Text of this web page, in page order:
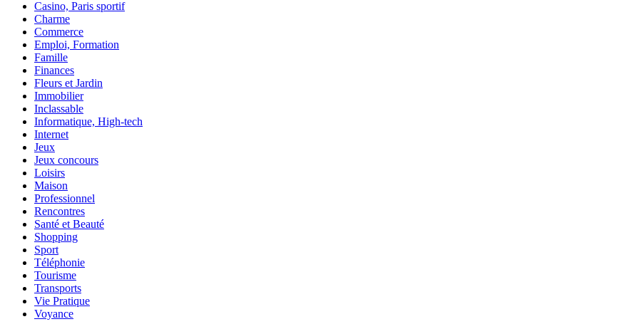
Casino, Paris sportif
Charme
Commerce
Emploi, Formation
Famille
Finances
Fleurs et Jardin
Immobilier
Inclassable
Informatique, High-tech
Internet
Jeux
Jeux concours
Loisirs
Maison
Professionnel
Rencontres
Santé et Beauté
Shopping
Sport
Téléphonie
Tourisme
Transports
Vie Pratique
Voyance